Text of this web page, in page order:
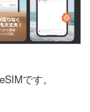
です。